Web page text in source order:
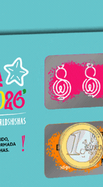
CATÁLOGO